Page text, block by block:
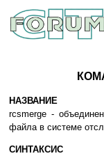
НАЗВАНИЕ
rcsmerge -
файла в системе
СИНТАКСИС